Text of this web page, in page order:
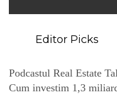
Editor Picks
Podcastul Real Estate
Cum investim 1,3